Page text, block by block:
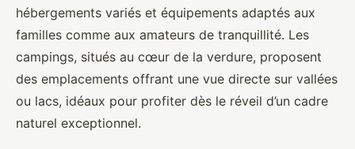
hébergements variés et équipements adaptés aux
familles comme aux amateurs de tranquillité. Les
campings, situés au cœur de la verdure, proposent
des emplacements offrant une vue directe sur vallées
ou lacs, idéaux pour profiter dès le réveil d’un cadre
naturel exceptionnel.